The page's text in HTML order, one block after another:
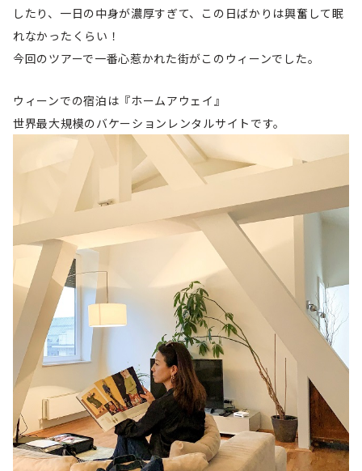
したり、一日の中身が濃厚すぎて、この日ばかりは興奮して眠
れなかったくらい！
今回のツアーで一番心惹かれた街がこのウィーンでした。
ウィーンでの宿泊は『ホームアウェイ』
世界最大規模のバケーションレンタルサイトです。